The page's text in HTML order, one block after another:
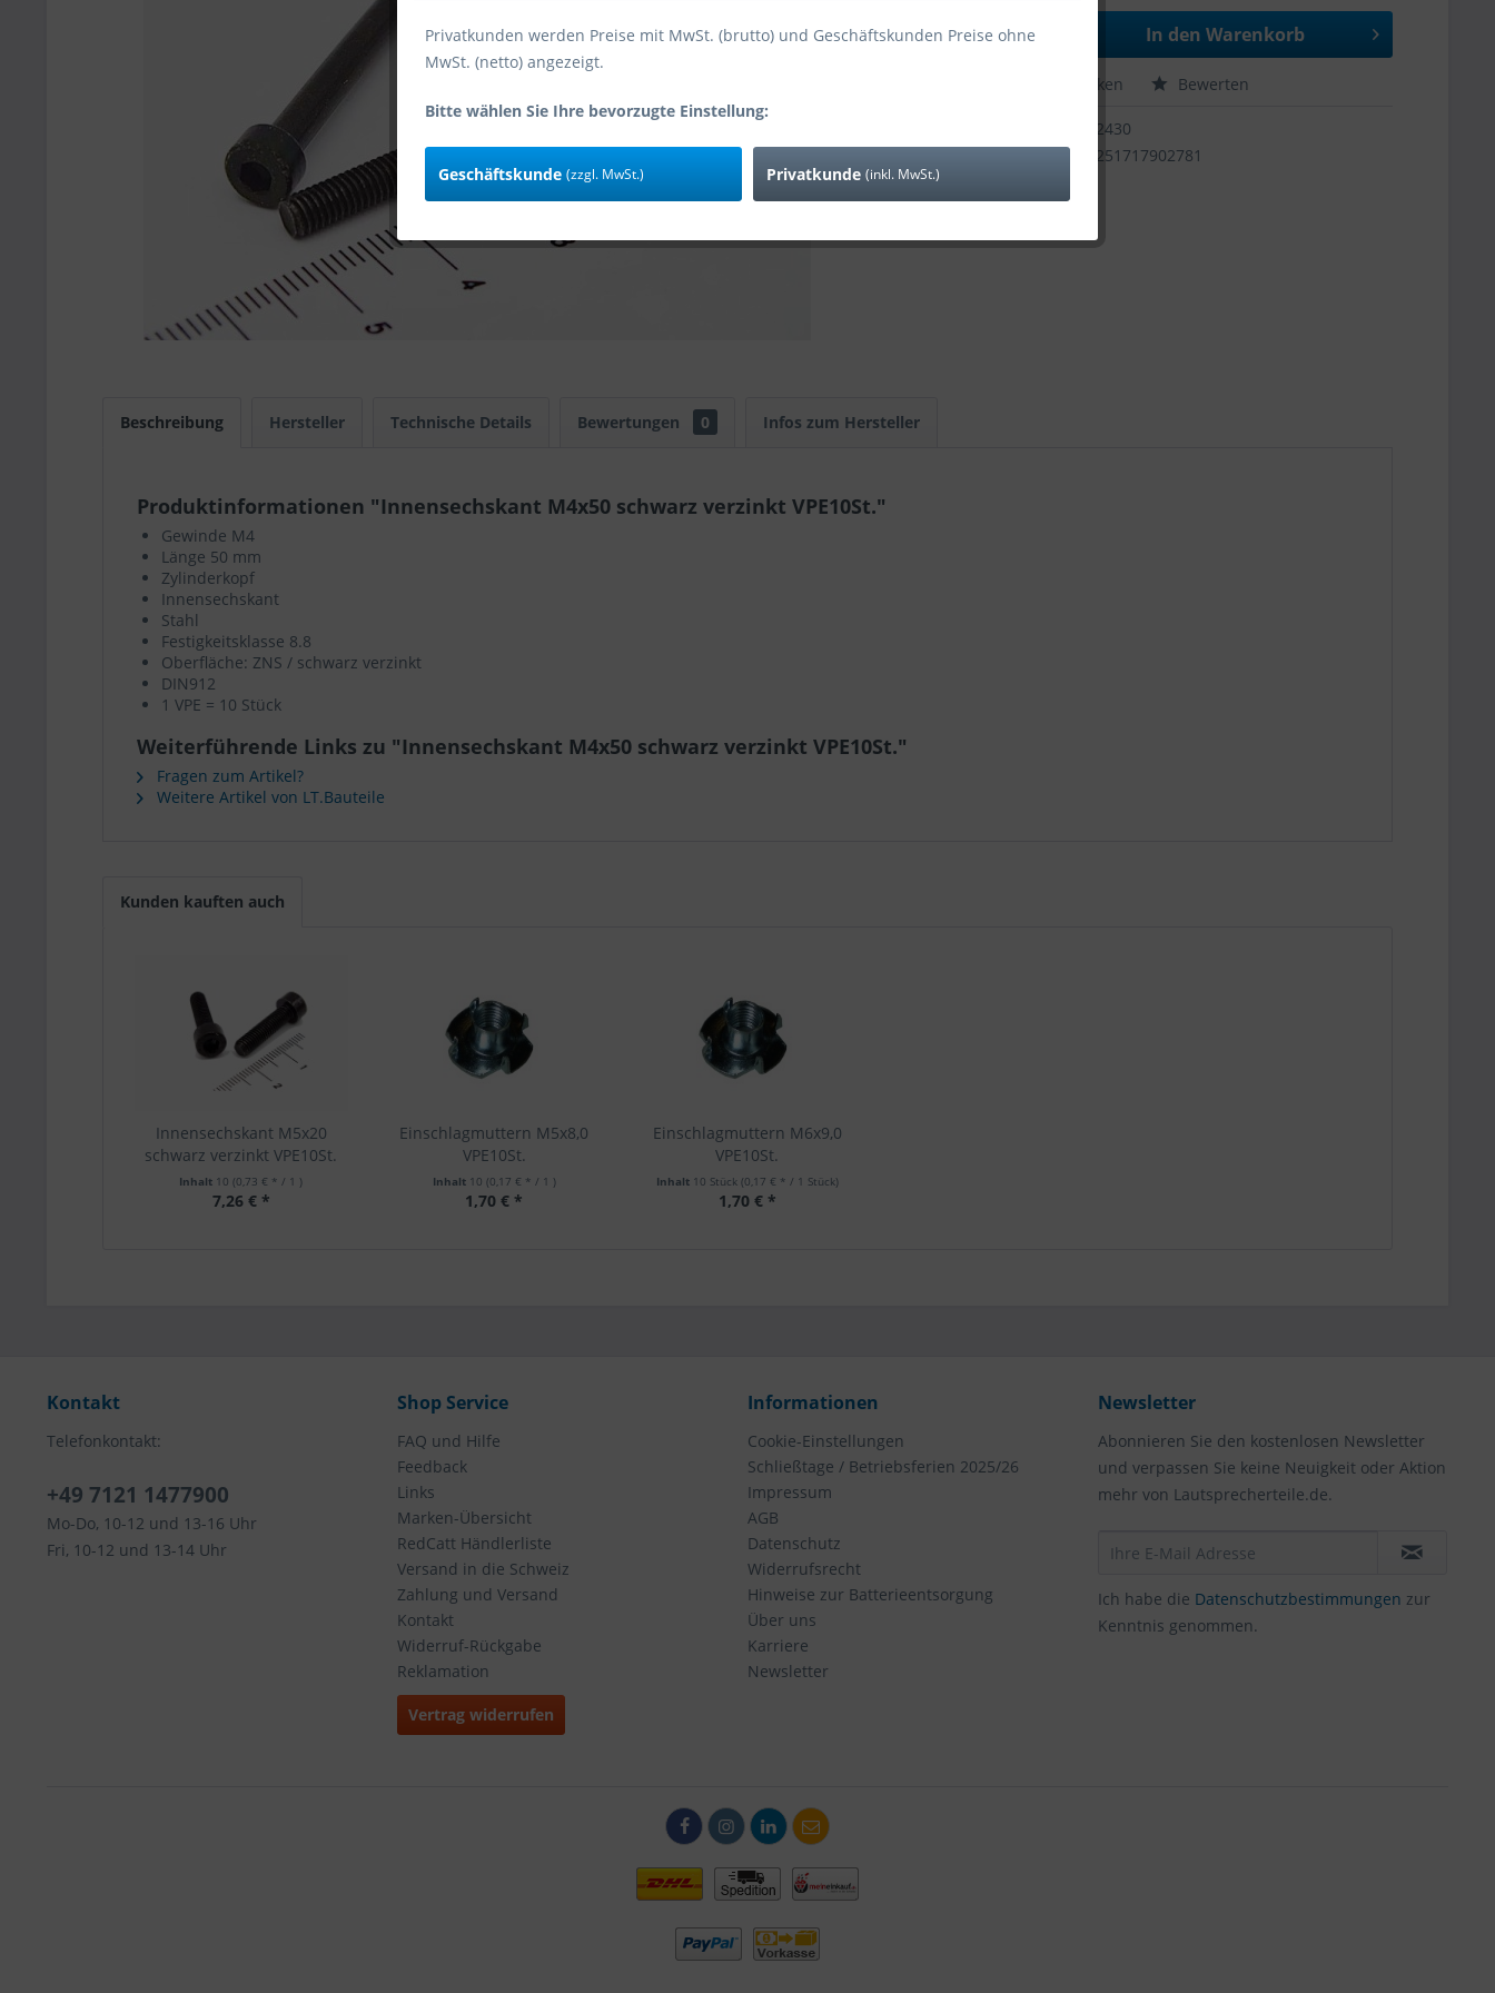
In den Warenkorb
Merken Bewerten
12430
4251717902781
Beschreibung Hersteller Technische Details Bewertungen 0 Infos zum Hersteller
Produktinformationen "Innensechskant M4x50 schwarz verzinkt VPE10St."
Gewinde M4
Länge 50 mm
Zylinderkopf
Innensechskant
Stahl
Festigkeitsklasse 8.8
Oberfläche: ZNS / schwarz verzinkt
DIN912
1 VPE = 10 Stück
Weiterführende Links zu "Innensechskant M4x50 schwarz verzinkt VPE10St."
Fragen zum Artikel?
Weitere Artikel von LT.Bauteile
Kunden kauften auch
Innensechskant M5x20
schwarz verzinkt VPE10St.
Inhalt 10(0,73 € * / 1 )
7,26 € *
Einschlagmuttern M5x8,0
VPE10St.
Inhalt 10 (0,17 € * / 1 )
1,70 € *
Einschlagmuttern M6x9,0
VPE10St.
Inhalt 10 Stück (0,17 € * / 1 Stück)
1,70 € *
Kontakt
Telefonkontakt:
+49 7121 1477900
Mo-Do, 10-12 und 13-16 Uhr
Fri, 10-12 und 13-14 Uhr
Shop Service
FAQ und Hilfe
Feedback
Links
Marken-Übersicht
RedCatt Händlerliste
Versand in die Schweiz
Zahlung und Versand
Kontakt
Widerruf-Rückgabe
Reklamation
Vertrag widerrufen
Informationen
Cookie-Einstellungen
Schließtage / Betriebsferien 2025/26
Impressum
AGB
Datenschutz
Widerrufsrecht
Hinweise zur Batterieentsorgung
Über uns
Karriere
Newsletter
Newsletter
Abonnieren Sie den kostenlosen Newsletter
und verpassen Sie keine Neuigkeit oder Aktion
mehr von Lautsprecherteile.de.
Ich habe die Datenschutzbestimmungen zur
Kenntnis genommen.
Privatkunden werden Preise mit MwSt. (brutto) und Geschäftskunden Preise ohne
MwSt. (netto) angezeigt.
Bitte wählen Sie Ihre bevorzugte Einstellung:
Geschäftskunde (zzgl. MwSt.) Privatkunde (inkl. MwSt.)